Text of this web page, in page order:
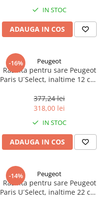
IN STOC
ADAUGA IN COS
-16% Peugeot
Rasnita pentru sare Peugeot
Paris U´Select, inaltime 12 cm,
377,24 lei
318,00 lei
IN STOC
ADAUGA IN COS
-14% Peugeot
Rasnita pentru sare Peugeot
Paris U´Select, inaltime 22 cm,